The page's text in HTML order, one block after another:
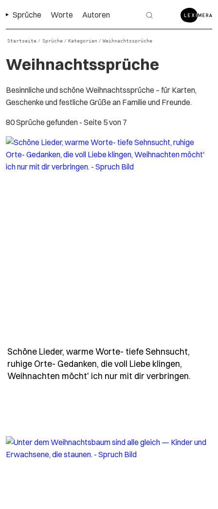
Sprüche Worte Autoren
Startseite / Sprüche / Kategorien / Weihnachtssprüche
Weihnachtssprüche
Besinnliche und schöne Weihnachtssprüche – für Karten,
Geschenke und festliche Grüße an Familie und Freunde.
80 Sprüche gefunden - Seite 5 von 7
Schöne Lieder, warme Worte- tiefe Sehnsucht,
ruhige Orte- Gedanken, die voll Liebe klingen,
Weihnachten möcht' ich nur mit dir verbringen.